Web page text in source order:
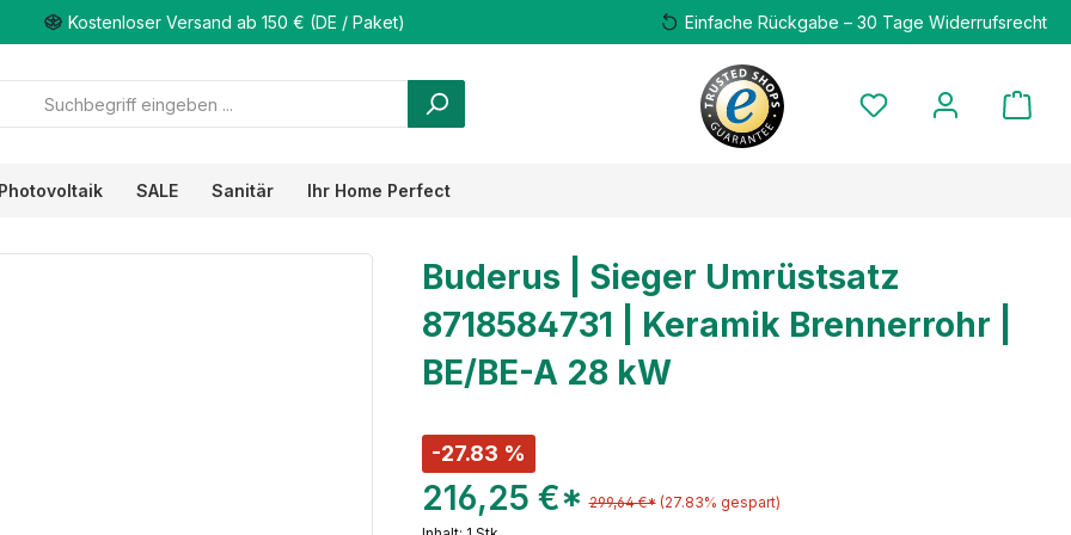
Kostenloser Versand ab 150 € (DE / Paket) Einfache Rückgabe – 30 Tage Widerrufsrecht
Photovoltaik SALE Sanitär Ihr Home Perfect
Buderus | Sieger Umrüstsatz
8718584731 | Keramik Brennerrohr |
BE/BE-A 28 kW
-27.83 %
216,25 €* 299,64 €* (27.83% gespart)